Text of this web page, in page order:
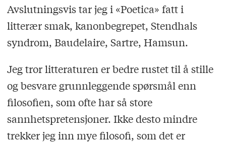
Avslutningsvis tar jeg i «Poetica» fatt i
litterær smak, kanonbegrepet, Stendhals
syndrom, Baudelaire, Sartre, Hamsun.
Jeg tror litteraturen er bedre rustet til å stille
og besvare grunnleggende spørsmål enn
filosofien, som ofte har så store
sannhetspretensjoner. Ikke desto mindre
trekker jeg inn mye filosofi, som det er